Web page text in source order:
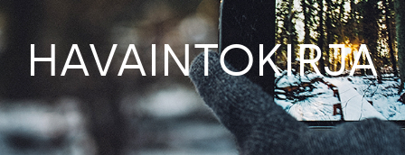
HAVAINTOKIRJA